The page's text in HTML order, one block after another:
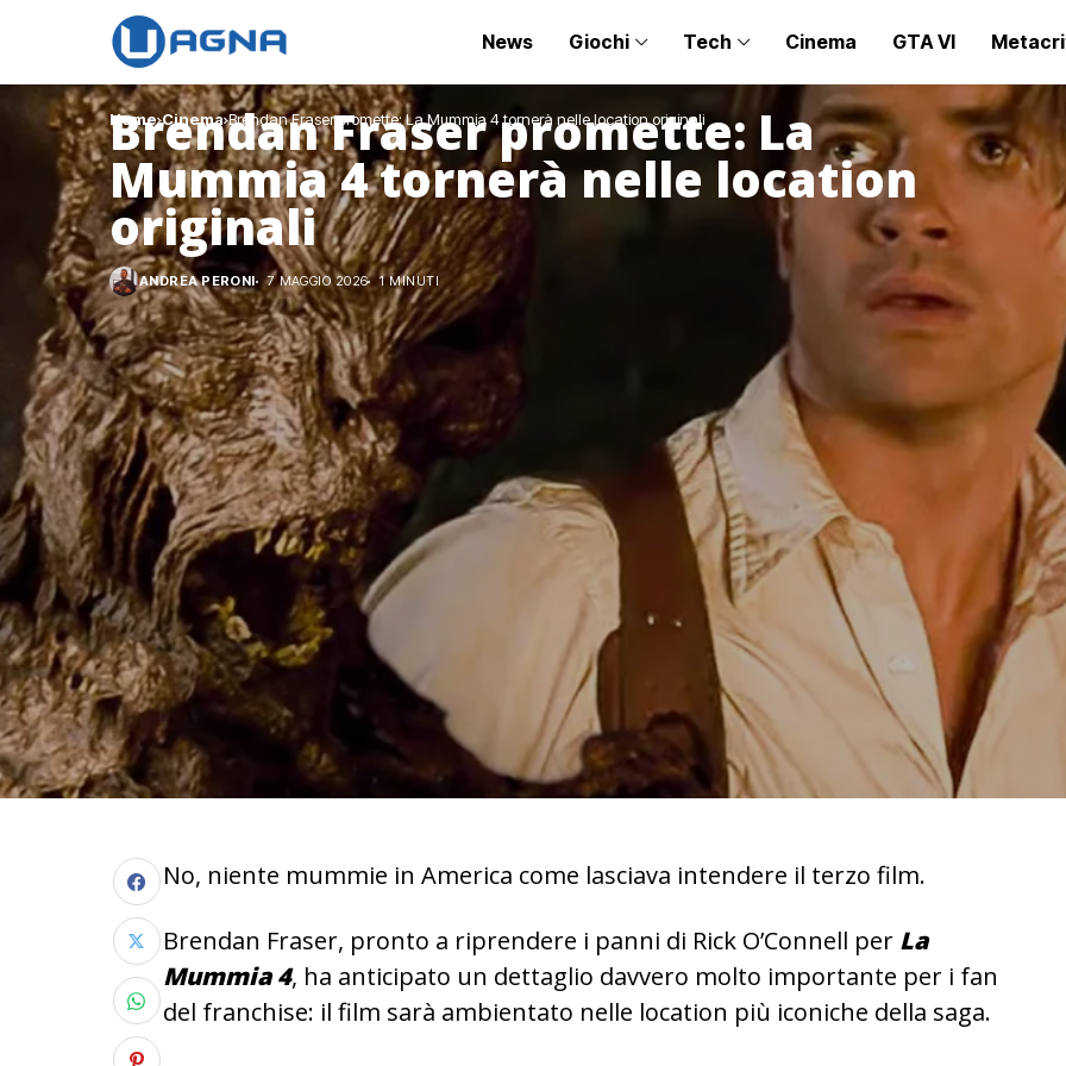
News Giochi Tech Cinema GTA VI
Home Cinema Brendan Fraser promette: La Mummia 4 tornerà nelle location originali
Brendan Fraser promette: La
Mummia 4 tornerà nelle location
originali
ANDREA PERONI 7 MAGGIO 2026 1 MINUTI
No, niente mummie in America come lasciava intendere il terzo film.
Brendan Fraser, pronto a riprendere i panni di Rick O’Connell per La
Mummia 4, ha anticipato un dettaglio davvero molto importante per i fan
del franchise: il film sarà ambientato nelle location più iconiche della saga.